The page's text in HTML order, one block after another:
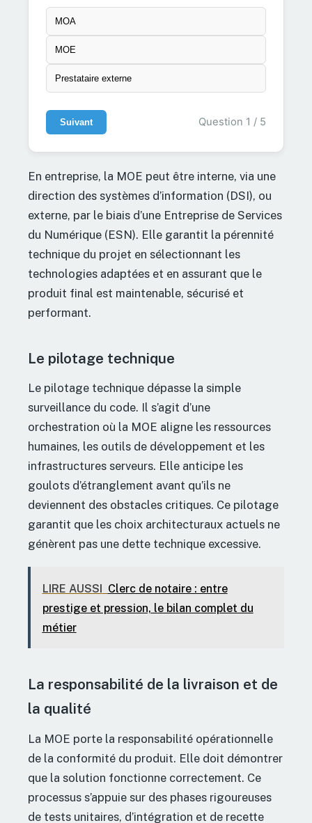
MOA
MOE
Prestataire externe
Suivant Question 1 / 5
En entreprise, la MOE peut être interne, via une
direction des systèmes d’information (DSI), ou
externe, par le biais d’une Entreprise de Services
du Numérique (ESN). Elle garantit la pérennité
technique du projet en sélectionnant les
technologies adaptées et en assurant que le
produit final est maintenable, sécurisé et
performant.
Le pilotage technique
Le pilotage technique dépasse la simple
surveillance du code. Il s’agit d’une
orchestration où la MOE aligne les ressources
humaines, les outils de développement et les
infrastructures serveurs. Elle anticipe les
goulots d’étranglement avant qu’ils ne
deviennent des obstacles critiques. Ce pilotage
garantit que les choix architecturaux actuels ne
génèrent pas une dette technique excessive.
LIRE AUSSI Clerc de notaire : entre
prestige et pression, le bilan complet du
métier
La responsabilité de la livraison et de
la qualité
La MOE porte la responsabilité opérationnelle
de la conformité du produit. Elle doit démontrer
que la solution fonctionne correctement. Ce
processus s’appuie sur des phases rigoureuses
de tests unitaires, d’intégration et de recette